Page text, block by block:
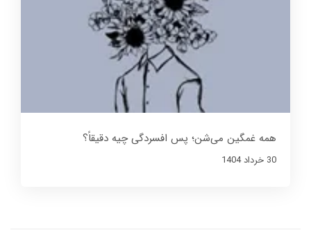
همه غمگین می‌شن؛ پس افسردگی چیه دقیقاً؟
30 خرداد 1404